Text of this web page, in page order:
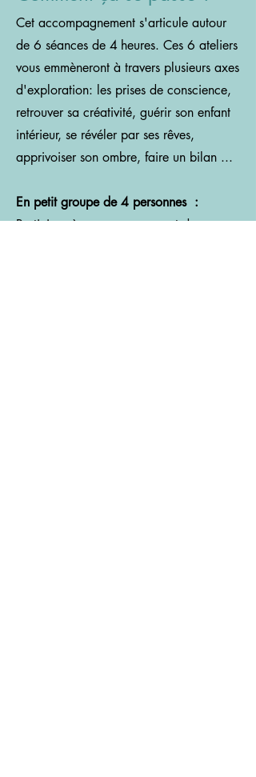
Cet accompagnement s'articule autour
de 6 séances de 4 heures. Ces 6 ateliers
vous emmèneront à travers plusieurs axes
d'exploration: les prises de conscience,
retrouver sa créativité, guérir son enfant
intérieur, se révéler par ses rêves,
apprivoiser son ombre, faire un bilan ...
En petit groupe de 4 personnes :
Participer à un groupe permet de se